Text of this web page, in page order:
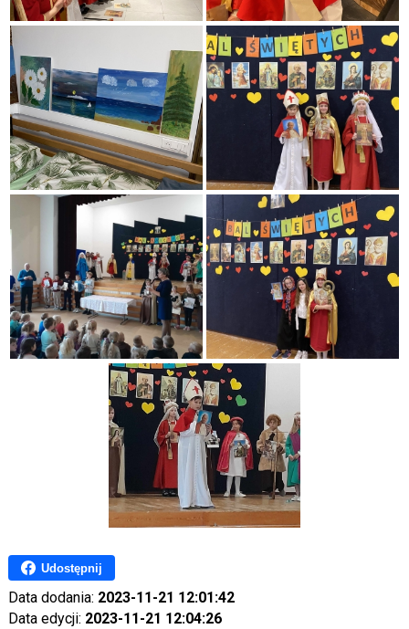
Udostępnij
Data dodania: 2023-11-21 12:01:42
Data edycji: 2023-11-21 12:04:26